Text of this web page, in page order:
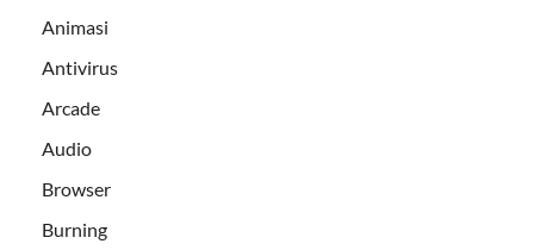
Animasi
Antivirus
Arcade
Audio
Browser
Burning